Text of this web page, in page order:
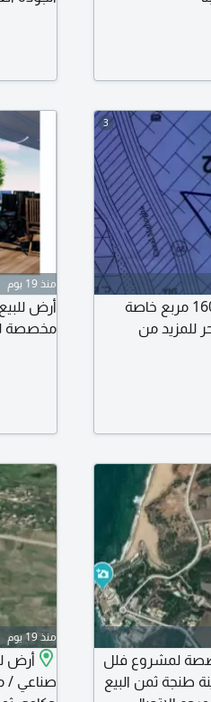
3
أرض للبيع في مدينة طنجة شمال المغرب مساحة 16000 مربع خاصة
للمزيد من
منذ 19 يوم
مخصصة
موثقة مخصصة لمشروع فلل
طنجة ثمن البيع
منذ 19 يوم
صناعي /